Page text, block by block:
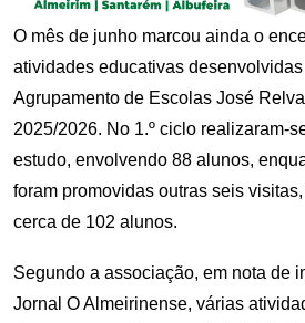
O mês de junho marcou ainda o
atividades educativas
Agrupamento de Escolas José
2025/2026. No 1.º ciclo realizaram-
estudo, envolvendo 88 alunos,
foram promovidas outras seis
cerca de 102 alunos.
Segundo a associação, em nota de
Jornal O Almeirinense, várias